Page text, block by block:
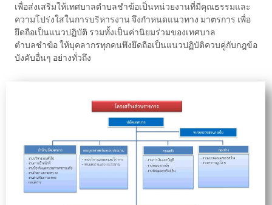
เพื่อส่งเสริมให้เทศบาลตําบลชําฆ้อเป็นหน่วยงานที่มีคุณธรรมและ
ความโปร่งใสในการบริหารงาน จึงกําหนดแนวทาง มาตรการ เพื่อ
ยึดถือเป็นแนวปฏิบัติ รวมทั้งเป็นค่านิยมร่วมของเทศบาล
ตําบลชําฆ้อ ให้บุคลากรทุกคนพึงยึดถือเป็นแนวปฏิบัติควบคู่กับกฎข้อ
บังคับอื่นๆ อย่างทั่วถึง